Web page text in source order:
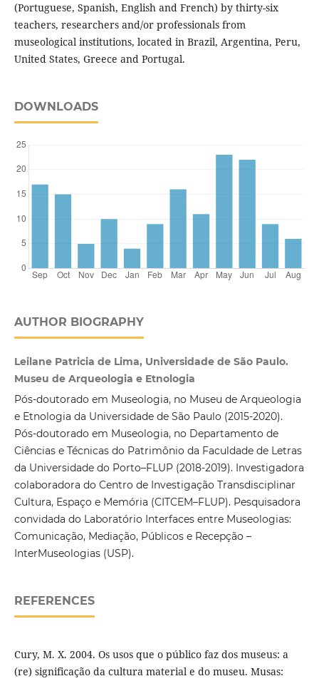
(Portuguese, Spanish, English and French) by thirty-six
teachers, researchers and/or professionals from
museological institutions, located in Brazil, Argentina, Peru,
United States, Greece and Portugal.
DOWNLOADS
AUTHOR BIOGRAPHY
Leilane Patricia de Lima, Universidade de São Paulo.
Museu de Arqueologia e Etnologia
Pós-doutorado em Museologia, no Museu de Arqueologia
e Etnologia da Universidade de São Paulo (2015-2020).
Pós-doutorado em Museologia, no Departamento de
Ciências e Técnicas do Patrimônio da Faculdade de Letras
da Universidade do Porto–FLUP (2018-2019). Investigadora
colaboradora do Centro de Investigação Transdisciplinar
Cultura, Espaço e Memória (CITCEM–FLUP). Pesquisadora
convidada do Laboratório Interfaces entre Museologias:
Comunicação, Mediação, Públicos e Recepção –
InterMuseologias (USP).
REFERENCES
Cury, M. X. 2004. Os usos que o público faz dos museus: a
(re) significação da cultura material e do museu. Musas: